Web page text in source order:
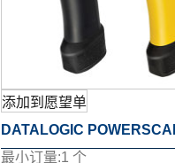
添加到愿望单
D​a​t​a​l​o​g​i​c​
最小订量:1 个